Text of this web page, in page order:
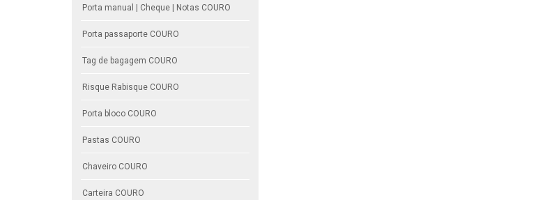
Porta manual | Cheque | Notas COURO
Porta passaporte COURO
Tag de bagagem COURO
Risque Rabisque COURO
Porta bloco COURO
Pastas COURO
Chaveiro COURO
Carteira COURO